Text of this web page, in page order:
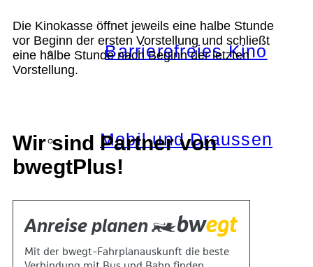
Barrierefreies Kino
Mobil und Draussen
KOKI+
Die Kinokasse öffnet jeweils eine halbe Stunde
vor Beginn der ersten Vorstellung und schließt
eine halbe Stunde nach Beginn der letzten
Vorstellung.
Wir sind Partner von
bwegtPlus!